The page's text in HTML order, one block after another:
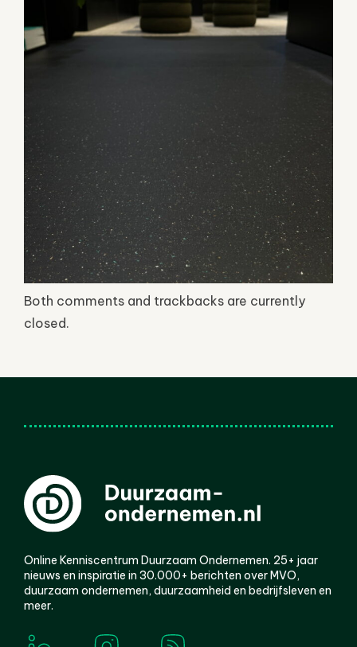
Both comments and trackbacks are currently
closed.
Online Kenniscentrum Duurzaam Ondernemen. 25+ jaar
nieuws en inspiratie in 30.000+ berichten over MVO,
duurzaam ondernemen, duurzaamheid en bedrijfsleven en
meer.